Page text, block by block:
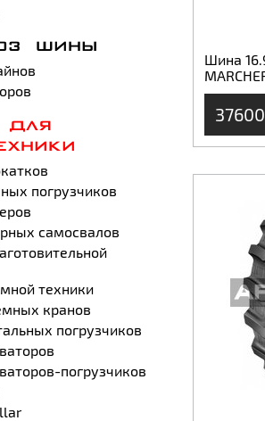
ШИНЫ
погрузчиков
самосвалов
техники
кранов
погрузчиков
погрузчиков
Шина